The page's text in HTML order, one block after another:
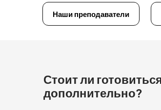
Наши преподаватели
Стоит ли
дополнительно?